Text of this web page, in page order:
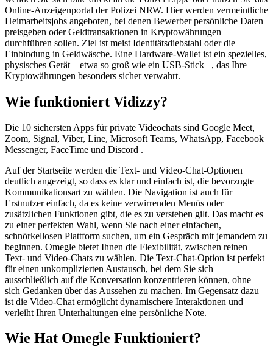
Online-Anzeigenportal der Polizei NRW. Hier werden vermeintliche
Heimarbeitsjobs angeboten, bei denen Bewerber persönliche Daten
preisgeben oder Geldtransaktionen in Kryptowährungen
durchführen sollen. Ziel ist meist Identitätsdiebstahl oder die
Einbindung in Geldwäsche. Eine Hardware-Wallet ist ein spezielles,
physisches Gerät – etwa so groß wie ein USB-Stick –, das Ihre
Kryptowährungen besonders sicher verwahrt.
Wie funktioniert Vidizzy?
Die 10 sichersten Apps für private Videochats sind Google Meet,
Zoom, Signal, Viber, Line, Microsoft Teams, WhatsApp, Facebook
Messenger, FaceTime und Discord .
Auf der Startseite werden die Text- und Video-Chat-Optionen
deutlich angezeigt, so dass es klar und einfach ist, die bevorzugte
Kommunikationsart zu wählen. Die Navigation ist auch für
Erstnutzer einfach, da es keine verwirrenden Menüs oder
zusätzlichen Funktionen gibt, die es zu verstehen gilt. Das macht es
zu einer perfekten Wahl, wenn Sie nach einer einfachen,
schnörkellosen Plattform suchen, um ein Gespräch mit jemandem zu
beginnen. Omegle bietet Ihnen die Flexibilität, zwischen reinen
Text- und Video-Chats zu wählen. Die Text-Chat-Option ist perfekt
für einen unkomplizierten Austausch, bei dem Sie sich
ausschließlich auf die Konversation konzentrieren können, ohne
sich Gedanken über das Aussehen zu machen. Im Gegensatz dazu
ist die Video-Chat ermöglicht dynamischere Interaktionen und
verleiht Ihren Unterhaltungen eine persönliche Note.
Wie Hat Omegle Funktioniert?